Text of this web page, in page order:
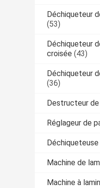
Déchiqueteur
(53)
Déchiqueteur
croisée (43)
Déchiqueteur
(36)
Destructeur
Réglageur de
Machine de
Machine à